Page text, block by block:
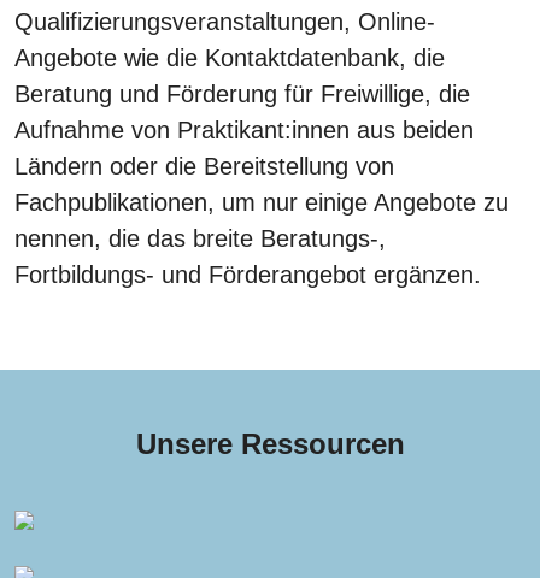
Qualifizierungsveranstaltungen, Online-
Angebote wie die Kontaktdatenbank, die
Beratung und Förderung für Freiwillige, die
Aufnahme von Praktikant:innen aus beiden
Ländern oder die Bereitstellung von
Fachpublikationen, um nur einige Angebote zu
nennen, die das breite Beratungs-,
Fortbildungs- und Förderangebot ergänzen.
Unsere Ressourcen